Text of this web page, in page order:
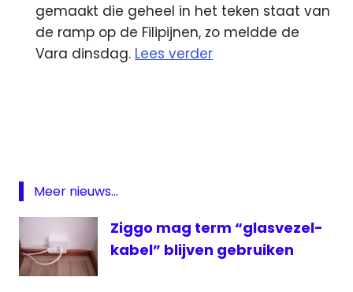
gemaakt die geheel in het teken staat van
de ramp op de Filipijnen, zo meldde de
Vara dinsdag. Lees verder
Radio
Group
Studio
Meer nieuws...
Ziggo mag term “glasvezel-
kabel” blijven gebruiken